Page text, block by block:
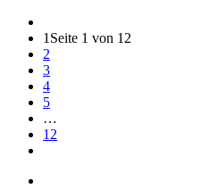
1 Seite 1 von 12
2
3
4
5
…
12